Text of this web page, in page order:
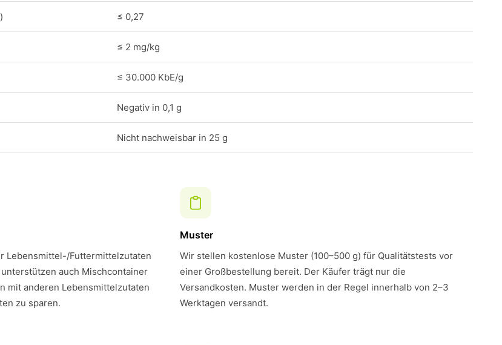
≤ 0,27
≤ 2 mg/kg
≤ 30.000 KbE/g
Negativ in 0,1 g
Nicht nachweisbar in 25 g
Lebensmittel-/Futtermittelzutaten
auch Mischcontainer
mit anderen Lebensmittelzutaten
zu sparen.
Muster
Wir stellen kostenlose Muster (100–500 g) für Qualitätstests vor
einer Großbestellung bereit. Der Käufer trägt nur die
Versandkosten. Muster werden in der Regel innerhalb von 2–3
Werktagen versandt.